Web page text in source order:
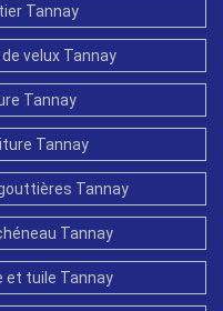
Tannay
velux Tannay
Tannay
Tannay
Tannay
Tannay
et tuile Tannay